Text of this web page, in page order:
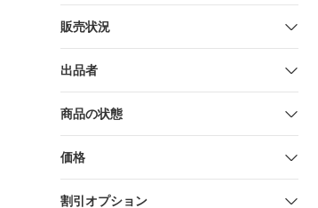
販売状況
出品者
商品の状態
価格
割引オプション